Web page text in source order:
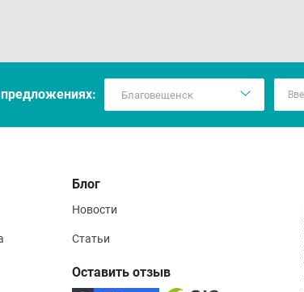
Блог
Новости
Статьи
Оставить отзыв